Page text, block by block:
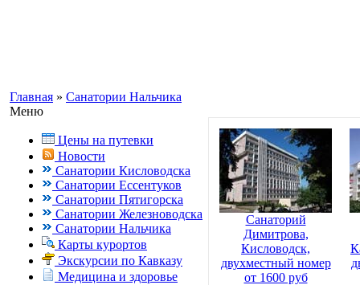
Главная » Санатории Нальчика
Меню
Цены на путевки
Новости
Санатории Кисловодска
Санатории Ессентуков
Санатории Пятигорска
Санатории Железноводска
Санатории Нальчика
Карты курортов
Экскурсии по Кавказу
Медицина и здоровье
Санаторий
Димитрова,
Кисловодск,
двухместный номер
от 1600 руб